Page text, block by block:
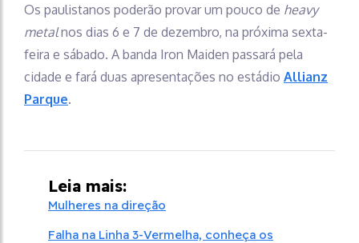
Os paulistanos poderão provar um pouco de heavy
metalnos dias 6 e 7 de dezembro, na próxima sexta-
feira e sábado. A banda Iron Maiden passará pela
cidade e fará duas apresentações no estádio Allianz
Parque.
Leia mais:
Mulheres na direção
Falha na Linha 3-Vermelha, conheça os